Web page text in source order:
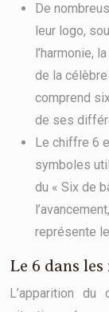
De
leur logo,
l’harmonie,
de la
comprend
de ses
Le chiffre 6
symboles
du « Six de
représente
Le 6 dans
L’apparition